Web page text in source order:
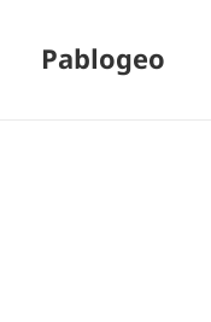
Pablogeo